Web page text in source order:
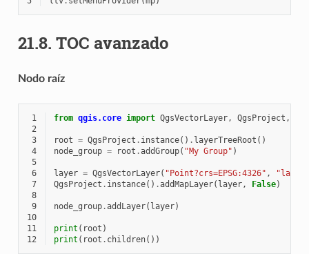
21.8. TOC avanzado
Nodo raíz
1 from qgis.core import QgsVectorLayer, QgsProject ,
2
3
root = QgsProject . instance() . layerTreeRoot ()
4
node_group = root .addGroup( "My Group" )
5
6
layer = QgsVectorLayer( "Point?crs=EPSG:4326" ,
"layer
7
QgsProject . instance() .addMapLayer( layer, False)
8
9
node_group.addLayer( layer)
10
11
print ( root )
12
print ( root . children())